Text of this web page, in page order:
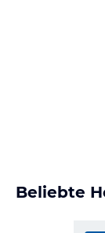
Beliebte